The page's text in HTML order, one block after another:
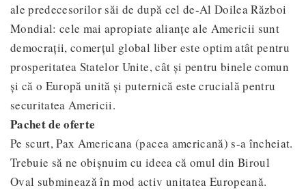
ale predecesorilor săi de după cel de-Al Doilea Război
Mondial: cele mai apropiate alianțe ale Americii sunt
democrații, comerțul global liber este optim atât pentru
prosperitatea Statelor Unite, cât și pentru binele comun
și că o Europă unită și puternică este crucială pentru
securitatea Americii.
Pachet de oferte
Pe scurt, Pax Americana (pacea americană) s-a încheiat.
Trebuie să ne obișnuim cu ideea că omul din Biroul
Oval subminează în mod activ unitatea Europeană.